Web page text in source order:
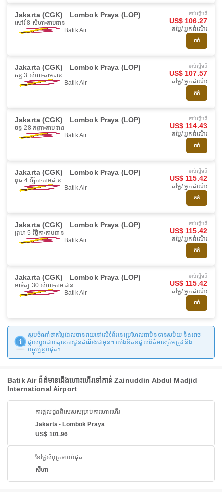
Jakarta (CGK) Lombok Praya (LOP)
សៅរ៍ 8 សីហា តាមដាន
Batik Air
ចាប់ផ្ដើមពី
US$ 106.27
តម្លៃ/ អ្នកដំណើរ
កក់
Jakarta (CGK) Lombok Praya (LOP)
ចន្ទ 3 សីហា តាមដាន
Batik Air
ចាប់ផ្ដើមពី
US$ 107.57
តម្លៃ/ អ្នកដំណើរ
កក់
Jakarta (CGK) Lombok Praya (LOP)
ចន្ទ 28 កញ្ញា តាមដាន
Batik Air
ចាប់ផ្ដើមពី
US$ 114.43
តម្លៃ/ អ្នកដំណើរ
កក់
Jakarta (CGK) Lombok Praya (LOP)
ពុធ 4 វិច្ឆិកា តាមដាន
Batik Air
ចាប់ផ្ដើមពី
US$ 115.42
តម្លៃ/ អ្នកដំណើរ
កក់
Jakarta (CGK) Lombok Praya (LOP)
ព្រហ 5 វិច្ឆិកា តាមដាន
Batik Air
ចាប់ផ្ដើមពី
US$ 115.42
តម្លៃ/ អ្នកដំណើរ
កក់
Jakarta (CGK) Lombok Praya (LOP)
អាទិត្យ 30 សីហា តាមដាន
Batik Air
ចាប់ផ្ដើមពី
US$ 115.42
តម្លៃ/ អ្នកដំណើរ
កក់
សូមចំណាំថាតម្លៃដែលបានរាយនៅលើទំព័រនេះប្រហែលជាមិនទាន់សម័យ និងអាច
ផ្លាស់ប្តូរដោយគ្មានការជូនដំណឹងជាមុន។ យើងខិតខំផ្តល់ព័ត៌មានត្រឹមត្រូវ និង
បច្ចុប្បន្នបំផុត។
Batik Air ព័ត៌មានជើងហោះហើរទៅកាន់ Zainuddin Abdul Madjid
International Airport
ការផ្តល់ជូនពិសេសសម្រាប់ការហោះហើរ
Jakarta - Lombok Praya
US$ 101.96
ខែថ្លៃសំបុត្រទាបបំផុត
សីហា